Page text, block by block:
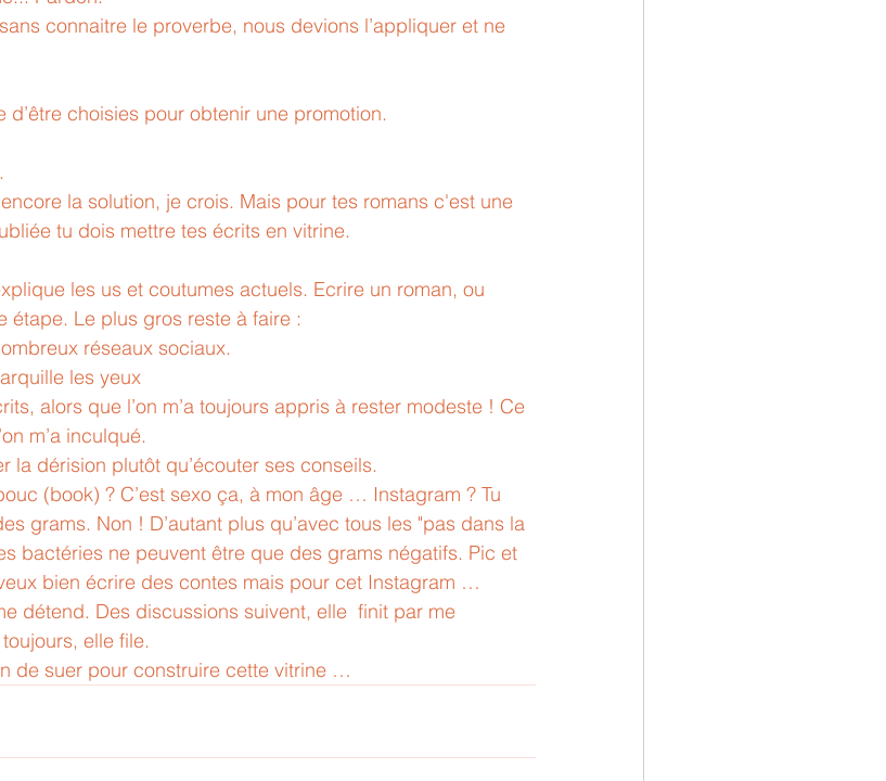
connaitre le proverbe, nous devions l’appliquer et ne
choisies pour obtenir une promotion.
la solution, je crois. Mais pour tes romans c'est une
tu dois mettre tes écrits en vitrine.
les us et coutumes actuels. Ecrire un roman, ou
étape. Le plus gros reste à faire :
réseaux sociaux.
les yeux
alors que l’on m’a toujours appris à rester modeste ! Ce
m’a inculqué.
la dérision plutôt qu’écouter ses conseils.
(book) ? C’est sexo ça, à mon âge … Instagram ? Tu
grams. Non ! D’autant plus qu’avec tous les "pas dans la
bactéries ne peuvent être que des grams négatifs. Pic et
bien écrire des contes mais pour cet Instagram …
détend. Des discussions suivent, elle  finit par me
elle file.
de suer pour construire cette vitrine …